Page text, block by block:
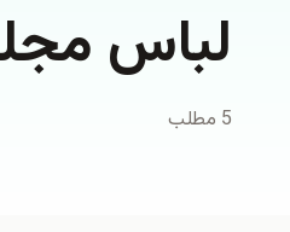
لباس
5 مطلب